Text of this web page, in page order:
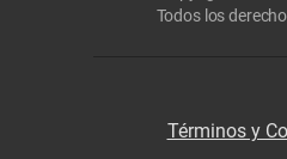
Todos los
Términos y